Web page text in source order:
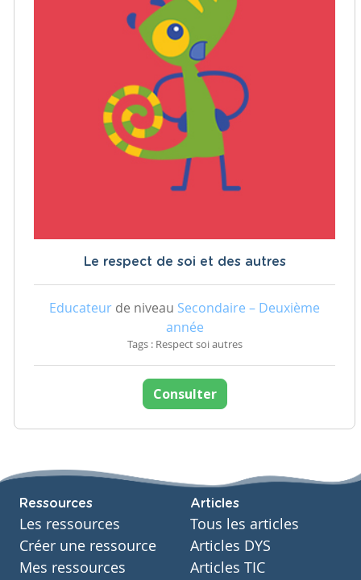
Le respect de soi et des autres
Educateur de niveau Secondaire – Deuxième
année
Tags : Respect soi autres
Consulter
Ressources
Les ressources
Créer une ressource
Mes ressources
Articles
Tous les articles
Articles DYS
Articles TIC